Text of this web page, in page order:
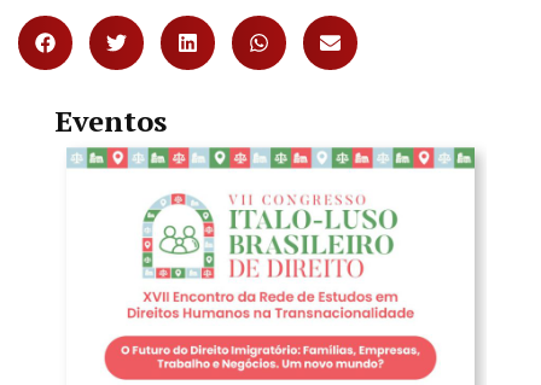
Eventos